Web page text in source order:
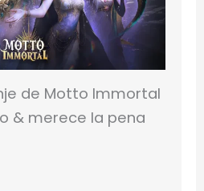
de Motto Immortal
& merece la pena